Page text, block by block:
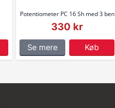
Potentiometer PC 16 Sh med 3 ben
330 kr
Se mere Køb